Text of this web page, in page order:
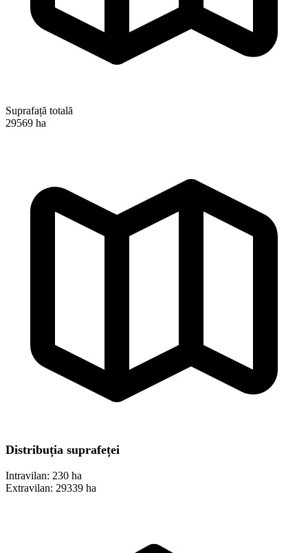
Suprafață totală
29569 ha
Distribuția suprafeței
Intravilan: 230 ha
Extravilan: 29339 ha